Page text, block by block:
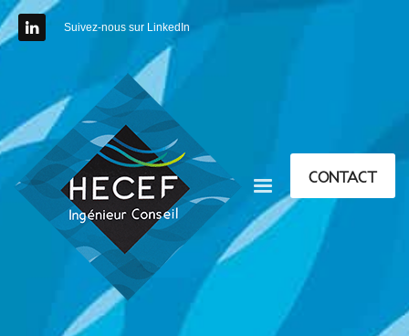
Suivez-nous sur LinkedIn
CONTACT